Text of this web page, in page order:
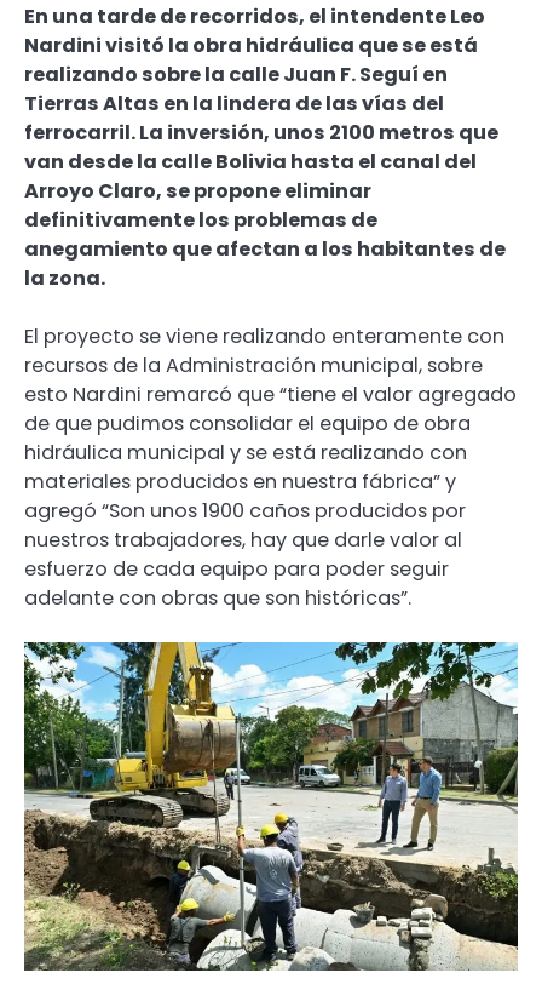
En una tarde de recorridos, el intendente Leo
Nardini visitó la obra hidráulica que se está
realizando sobre la calle Juan F. Seguí en
Tierras Altas en la lindera de las vías del
ferrocarril. La inversión, unos 2100 metros que
van desde la calle Bolivia hasta el canal del
Arroyo Claro, se propone eliminar
definitivamente los problemas de
anegamiento que afectan a los habitantes de
la zona.
El proyecto se viene realizando enteramente con
recursos de la Administración municipal, sobre
esto Nardini remarcó que “tiene el valor agregado
de que pudimos consolidar el equipo de obra
hidráulica municipal y se está realizando con
materiales producidos en nuestra fábrica” y
agregó “Son unos 1900 caños producidos por
nuestros trabajadores, hay que darle valor al
esfuerzo de cada equipo para poder seguir
adelante con obras que son históricas”.